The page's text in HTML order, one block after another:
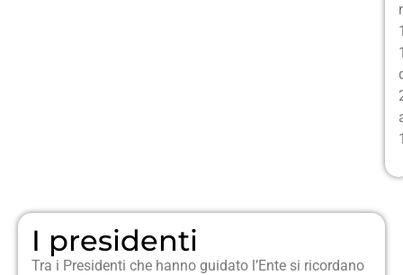
I presidenti
Tra i Presidenti che hanno guidato l’Ente si ricordano